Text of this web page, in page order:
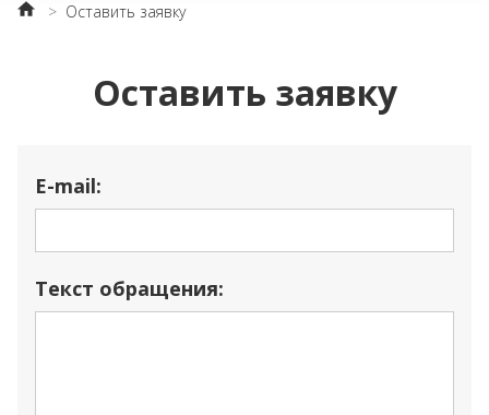
> Оставить заявку
Оставить заявку
E-mail:
Текст обращения: